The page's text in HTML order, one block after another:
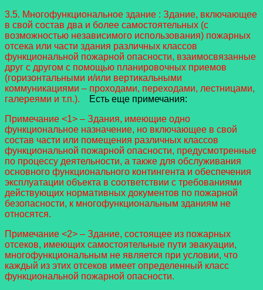
3.5. Многофункциональное здание : Здание, включающее
в свой состав два и более самостоятельных (с
возможностью независимого использования) пожарных
отсека или части здания различных классов
функциональной пожарной опасности, взаимосвязанные
друг с другом с помощью планировочных приемов
(горизонтальными и/или вертикальными
коммуникациями – проходами, переходами, лестницами,
галереями и т.п.). Есть еще примечания:
Примечание <1> – Здания, имеющие одно
функциональное назначение, но включающее в свой
состав части или помещения различных классов
функциональной пожарной опасности, предусмотренные
по процессу деятельности, а также для обслуживания
основного функционального контингента и обеспечения
эксплуатации объекта в соответствии с требованиями
действующих нормативных документов по пожарной
безопасности, к многофункциональным зданиям не
относятся.
Примечание <2> – Здание, состоящее из пожарных
отсеков, имеющих самостоятельные пути эвакуации,
многофункциональным не является при условии, что
каждый из этих отсеков имеет определенный класс
функциональной пожарной опасности.